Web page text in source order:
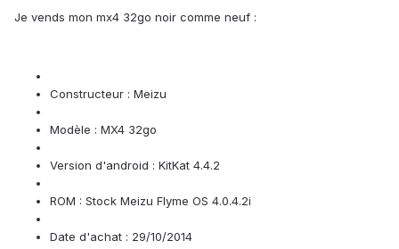
Je vends mon mx4 32go noir comme neuf :
Constructeur : Meizu
Modèle : MX4 32go
Version d'android : KitKat 4.4.2
ROM : Stock Meizu Flyme OS 4.0.4.2i
Date d'achat : 29/10/2014